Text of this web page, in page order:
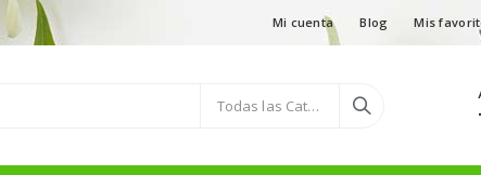
Mi cuenta Blog Mis
Todas las Categorías